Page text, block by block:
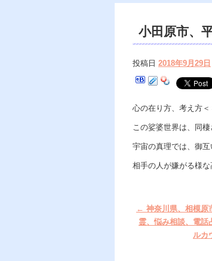
小田原市、
様。
投稿日 2018年9月29日
心の在り方、考え方＜
この娑婆世界は、同
宇宙の真理では、御
相手の人が嫌がる様な
← 神奈川県、相模原
霊、悩み相談、電話
ルカ